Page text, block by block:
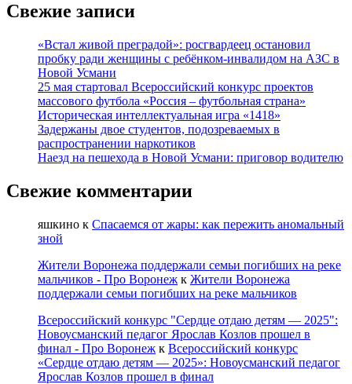
Татарстана
Новоусманскую
школу
№
5
«Эврика»:
обмен
опытом
и
новыми
Свежие записи
«Встал живой преградой»: росгвардеец остановил
пробку ради женщины с ребёнком-инвалидом на АЗС в
Новой Усмани
25 мая стартовал Всероссийский конкурс проектов
массового футбола «Россия – футбольная страна»
Историческая интеллектуальная игра «1418»
Задержаны двое студентов, подозреваемых в
распространении наркотиков
Наезд на пешехода в Новой Усмани: приговор водителю
Свежие комментарии
яшкино к Спасаемся от жары: как пережить аномальный
зной
Жители Воронежа поддержали семьи погибших на реке
мальчиков - Про Воронеж к Жители Воронежа
поддержали семьи погибших на реке мальчиков
Всероссийский конкурс "Сердце отдаю детям — 2025":
Новоусманский педагог Ярослав Козлов прошел в
финал - Про Воронеж к Всероссийский конкурс
«Сердце отдаю детям — 2025»: Новоусманский педагог
Ярослав Козлов прошел в финал